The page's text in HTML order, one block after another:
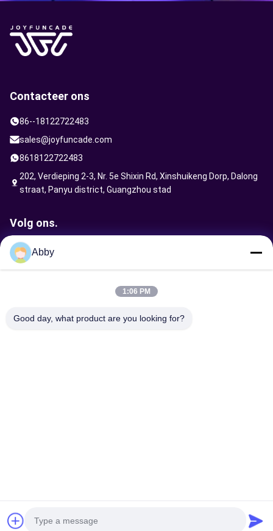
Contacteer ons
86--18122722483
sales@joyfuncade.com
8618122722483
202, Verdieping 2-3, Nr. 5e Shixin Rd, Xinshuikeng Dorp, Dalong
straat, Panyu district, Guangzhou stad
Volg ons.
Abby
1:06 PM
Good day, what product are you looking for?